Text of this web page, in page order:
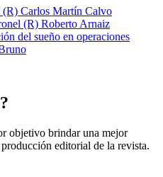
(R) Carlos Martín Calvo
(R) Roberto Arnaiz
del sueño en operaciones
objetivo brindar una mejor
editorial de la revista.